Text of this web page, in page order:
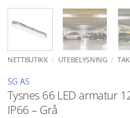
NETTBUTIKK / UTEBELYSNING /
SG AS
Tysnes 66 LED armatur
IP66 – Grå